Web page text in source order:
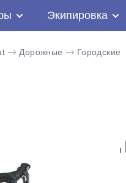
Экипировка
Дорожные Городские